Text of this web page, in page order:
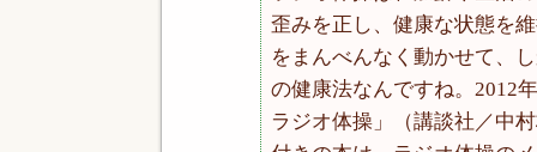
歪みを正し、健康な状態を
をまんべんなく動かせて、
の健康法なんですね。2012
ラジオ体操」（講談社／中